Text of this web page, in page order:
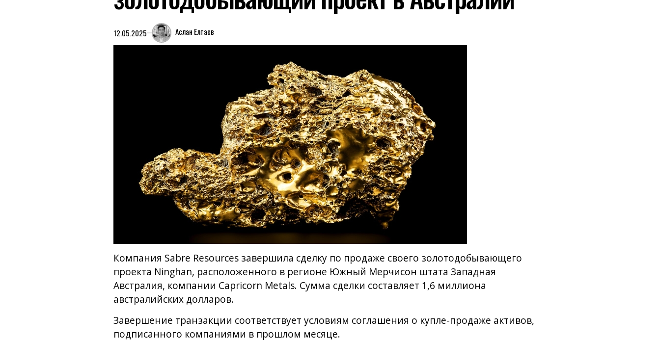
12.05.2025 Аслан Елтаев
Компания Sabre Resources завершила сделку по продаже своего золотодобывающего
проекта Ninghan, расположенного в регионе Южный Мерчисон штата Западная
Австралия, компании Capricorn Metals. Сумма сделки составляет 1,6 миллиона
австралийских долларов.
Завершение транзакции соответствует условиям соглашения о купле-продаже активов,
подписанного компаниями в прошлом месяце.